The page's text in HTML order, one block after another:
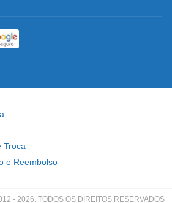
Troca
e Reembolso
- 2026. TODOS OS DIREITOS RESERVADOS